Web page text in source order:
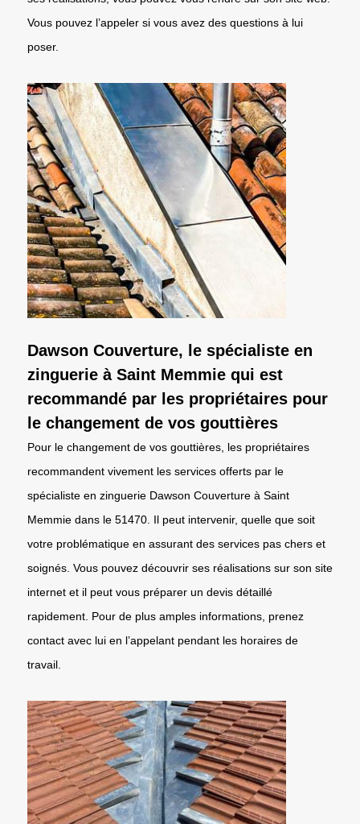
Vous pouvez l’appeler si vous avez des questions à lui
poser.
Dawson Couverture, le spécialiste en
zinguerie à Saint Memmie qui est
recommandé par les propriétaires pour
le changement de vos gouttières
Pour le changement de vos gouttières, les propriétaires
recommandent vivement les services offerts par le
spécialiste en zinguerie Dawson Couverture à Saint
Memmie dans le 51470. Il peut intervenir, quelle que soit
votre problématique en assurant des services pas chers et
soignés. Vous pouvez découvrir ses réalisations sur son site
internet et il peut vous préparer un devis détaillé
rapidement. Pour de plus amples informations, prenez
contact avec lui en l’appelant pendant les horaires de
travail.